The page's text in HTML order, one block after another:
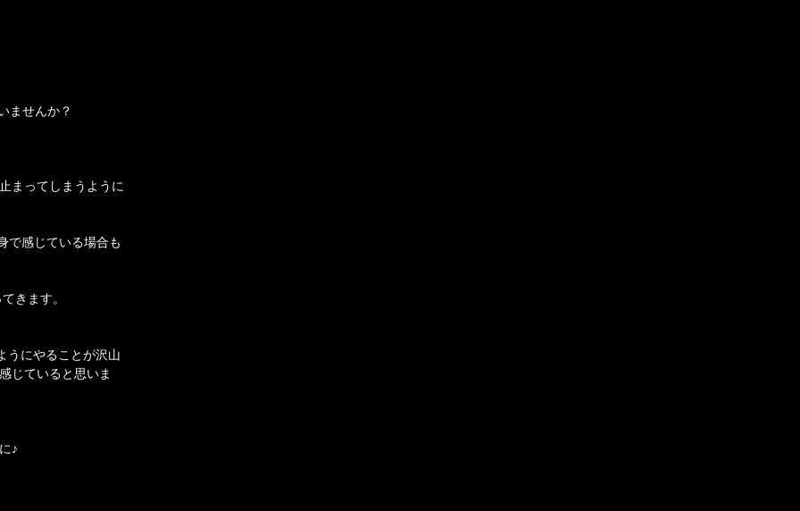
ませんか？
まってしまうように
感じている場合も
きます。
うにやることが沢山
じていると思いま
♪